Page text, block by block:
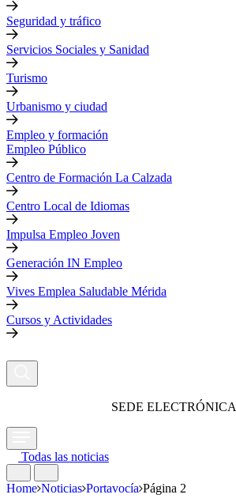
Seguridad y tráfico
Servicios Sociales y Sanidad
Turismo
Urbanismo y ciudad
Empleo y formación
Empleo Público
Centro de Formación La Calzada
Centro Local de Idiomas
Impulsa Empleo Joven
Generación IN Empleo
Vives Emplea Saludable Mérida
Cursos y Actividades
SEDE ELECTRÓNICA
Todas las noticias
Home Noticias Portavocía Página 2